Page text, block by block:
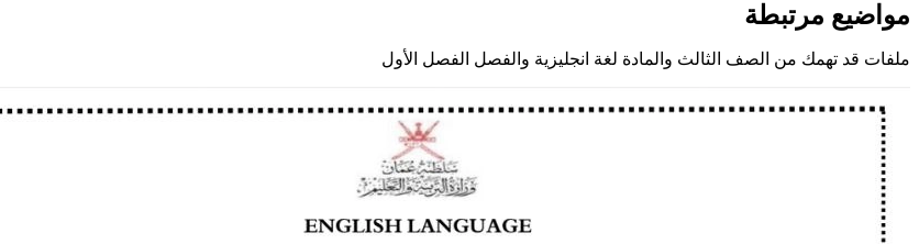
مواضيع مرتبطة
ملفات قد تهمك من الصف الثالث والمادة لغة انجليزية والفصل الفصل الأول